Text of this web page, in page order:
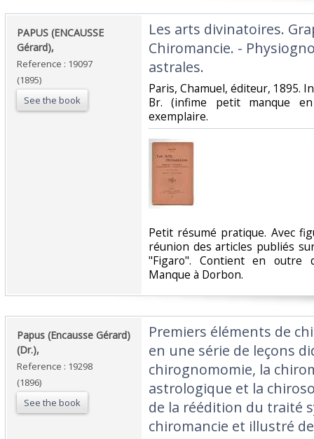
‎PAPUS (ENCAUSSE
Gérard),‎
Reference : 19097
(1895)
See the book
‎Les arts divinatoires.
Chiromancie. -
astrales.‎
‎Paris, Chamuel, éditeur, 1895.
Br. (infime petit manque
exemplaire.‎
‎Petit résumé pratique. Avec
réunion des articles publiés
"Figaro". Contient en outre
Manque à Dorbon.‎
‎Papus (Encausse Gérard)
(Dr.),‎
Reference : 19298
(1896)
See the book
‎Premiers éléments de
en une série de leçons
chirognomomie, la
astrologique et la
de la réédition du traité
chiromancie et illustré